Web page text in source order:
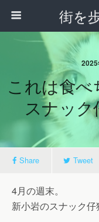
街を
これは食
スナッ
Share Tweet
4月の週末。
新小岩のスナック仔